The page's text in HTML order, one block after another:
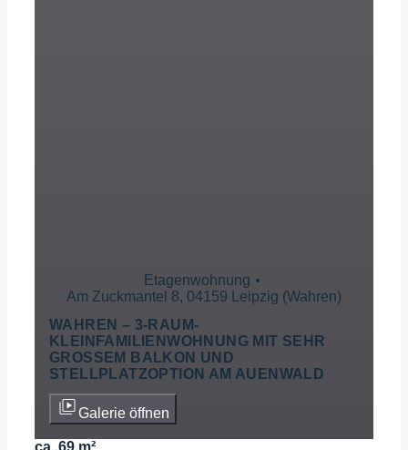
Etagenwohnung
Am Zuckmantel 8, 04159 Leipzig (Wahren)
WAHREN – 3-RAUM-
KLEINFAMILIENWOHNUNG MIT SEHR
GROSSEM BALKON UND S
TELLPLATZOPTION AM AUENWALD
Galerie öffnen
ca. 69 m²